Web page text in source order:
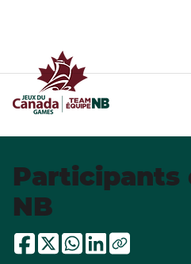
Participants
NB